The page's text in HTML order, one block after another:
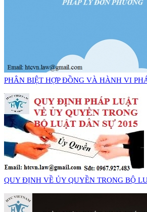
PHÂN BIỆT HỢP ĐỒNG VÀ HÀNH VI
QUY ĐỊNH VỀ ỦY QUYỀN TRONG BỘ